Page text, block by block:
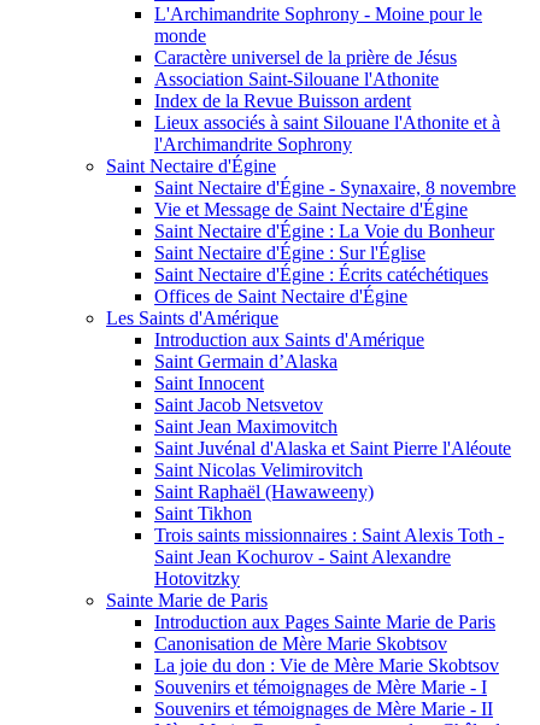
L'Archimandrite Sophrony - Moine pour le
monde
Caractère universel de la prière de Jésus
Association Saint-Silouane l'Athonite
Index de la Revue Buisson ardent
Lieux associés à saint Silouane l'Athonite et à
l'Archimandrite Sophrony
Saint Nectaire d'Égine
Saint Nectaire d'Égine - Synaxaire, 8 novembre
Vie et Message de Saint Nectaire d'Égine
Saint Nectaire d'Égine : La Voie du Bonheur
Saint Nectaire d'Égine : Sur l'Église
Saint Nectaire d'Égine : Écrits catéchétiques
Offices de Saint Nectaire d'Égine
Les Saints d'Amérique
Introduction aux Saints d'Amérique
Saint Germain d’Alaska
Saint Innocent
Saint Jacob Netsvetov
Saint Jean Maximovitch
Saint Juvénal d'Alaska et Saint Pierre l'Aléoute
Saint Nicolas Velimirovitch
Saint Raphaël (Hawaweeny)
Saint Tikhon
Trois saints missionnaires : Saint Alexis Toth -
Saint Jean Kochurov - Saint Alexandre
Hotovitzky
Sainte Marie de Paris
Introduction aux Pages Sainte Marie de Paris
Canonisation de Mère Marie Skobtsov
La joie du don : Vie de Mère Marie Skobtsov
Souvenirs et témoignages de Mère Marie - I
Souvenirs et témoignages de Mère Marie - II